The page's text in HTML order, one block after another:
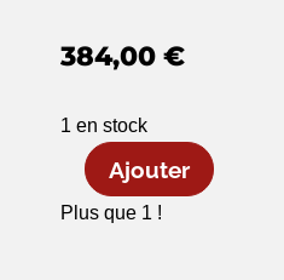
384,00 €
1 en stock
quantité
Magnum
Ajouter
Plus que 1 !